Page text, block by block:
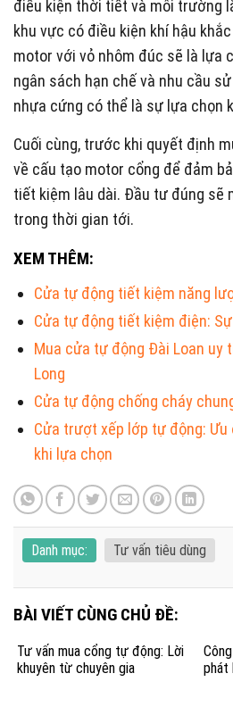
điều kiện thời tiết và môi trường
khu vực có điều kiện khí hậu
motor với vỏ nhôm đúc sẽ là lựa
ngân sách hạn chế và nhu cầu
nhựa cứng có thể là sự lựa chọn
Cuối cùng, trước khi quyết định
về cấu tạo motor cổng để đảm
tiết kiệm lâu dài. Đầu tư đúng sẽ
trong thời gian tới.
XEM THÊM:
Cửa tự động tiết kiệm năng
Cửa tự động tiết kiệm điện:
Mua cửa tự động Đài Loan uy
Long
Cửa tự động chống cháy
Cửa trượt xếp lớp tự động: Ưu
khi lựa chọn
Danh mục: Tư vấn tiêu dùng
BÀI VIẾT CÙNG CHỦ ĐỀ:
Tư vấn mua cổng tự động: Lời
khuyên từ chuyên gia
phát